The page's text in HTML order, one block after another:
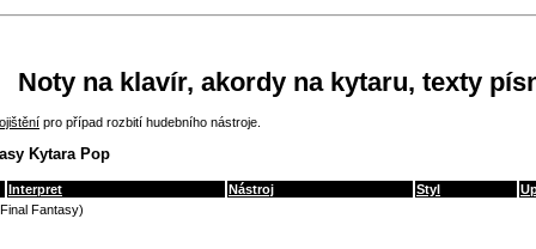
Noty na klavír, akordy na kytaru, texty
pro případ rozbití hudebního nástroje.
Kytara Pop
Interpret Nástroj Styl
Fantasy)